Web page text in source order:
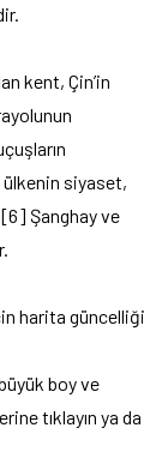
kent, Çin’in
siyaset,
Şanghay ve
harita güncelliği
boy ve
tıklayın ya da